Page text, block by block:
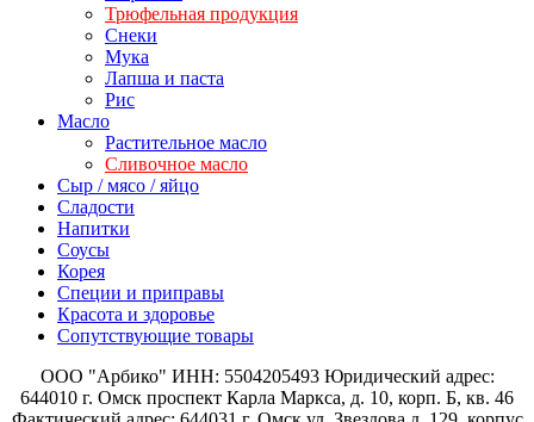
Трюфельная продукция
Снеки
Мука
Лапша и паста
Рис
Масло
Растительное масло
Сливочное масло
Сыр / мясо / яйцо
Сладости
Напитки
Соусы
Корея
Специи и приправы
Красота и здоровье
Сопутствующие товары
ООО "Арбико" ИНН: 5504205493 Юридический адрес:
644010 г. Омск проспект Карла Маркса, д. 10, корп. Б, кв. 46